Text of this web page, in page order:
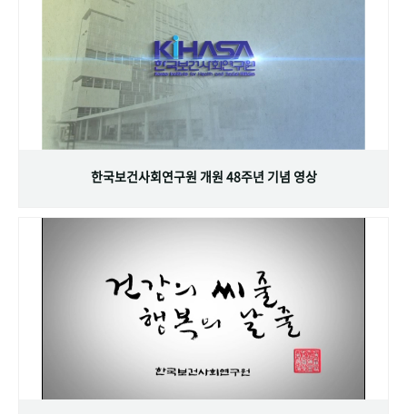
한국보건사회연구원 개원 48주년 기념 영상